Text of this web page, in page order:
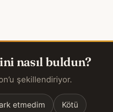
nasıl buldun?
şekillendiriyor.
etmedim Kötü